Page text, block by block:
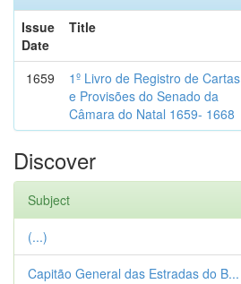
Issue
Date
Title
1659
1º Livro de Registro de Cartas
e Provisões do Senado da
Câmara do Natal 1659- 1668
Discover
Subject
(...)
Capitão General das Estradas do B...